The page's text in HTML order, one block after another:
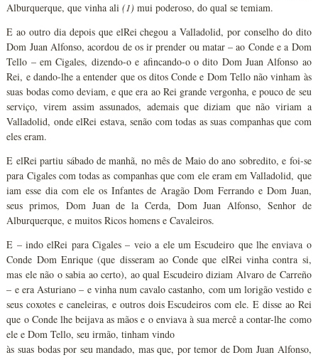
Alburquerque, que vinha ali(1) mui poderoso, do qual se temiam.
E ao outro dia depois que elRei chegou a Valladolid, por conselho do dito
Dom Juan Alfonso, acordou de os ir prender ou matar – ao Conde e a Dom
Tello – em Cigales, dizendo-o e afincando-o o dito Dom Juan Alfonso ao
Rei, e dando-lhe a entender que os ditos Conde e Dom Tello não vinham às
suas bodas como deviam, e que era ao Rei grande vergonha, e pouco de seu
serviço, virem assim assunados, ademais que diziam que não viriam a
Valladolid, onde elRei estava, senão com todas as suas companhas que com
eles eram.
E elRei partiu sábado de manhã, no mês de Maio do ano sobredito, e foi-se
para Cigales com todas as companhas que com ele eram em Valladolid, que
iam esse dia com ele os Infantes de Aragão Dom Ferrando e Dom Juan,
seus primos, Dom Juan de la Cerda, Dom Juan Alfonso, Senhor de
Alburquerque, e muitos Ricos homens e Cavaleiros.
E – indo elRei para Cigales – veio a ele um Escudeiro que lhe enviava o
Conde Dom Enrique (que disseram ao Conde que elRei vinha contra si,
mas ele não o sabia ao certo), ao qual Escudeiro diziam Alvaro de Carreño
– e era Asturiano – e vinha num cavalo castanho, com um lorigão vestido e
seus coxotes e caneleiras, e outros dois Escudeiros com ele. E disse ao Rei
que o Conde lhe beijava as mãos e o enviava à sua mercê a contar-lhe como
ele e Dom Tello, seu irmão, tinham vindo
às suas bodas por seu mandado, mas que, por temor de Dom Juan Alfonso,